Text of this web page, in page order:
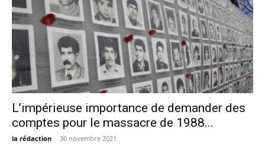
L’impérieuse importance de demander des
comptes pour le massacre de 1988...
la rédaction - 30 novembre 2021